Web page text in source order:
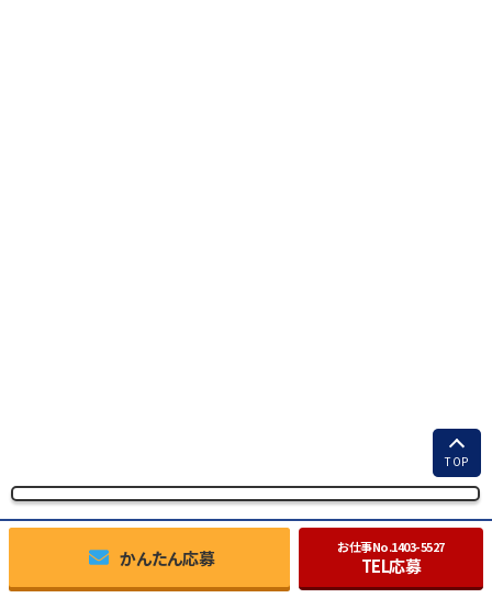
お仕事No.1403-5527
TEL応募
かんたん応募
TOP